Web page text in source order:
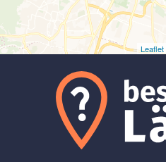
Leaflet